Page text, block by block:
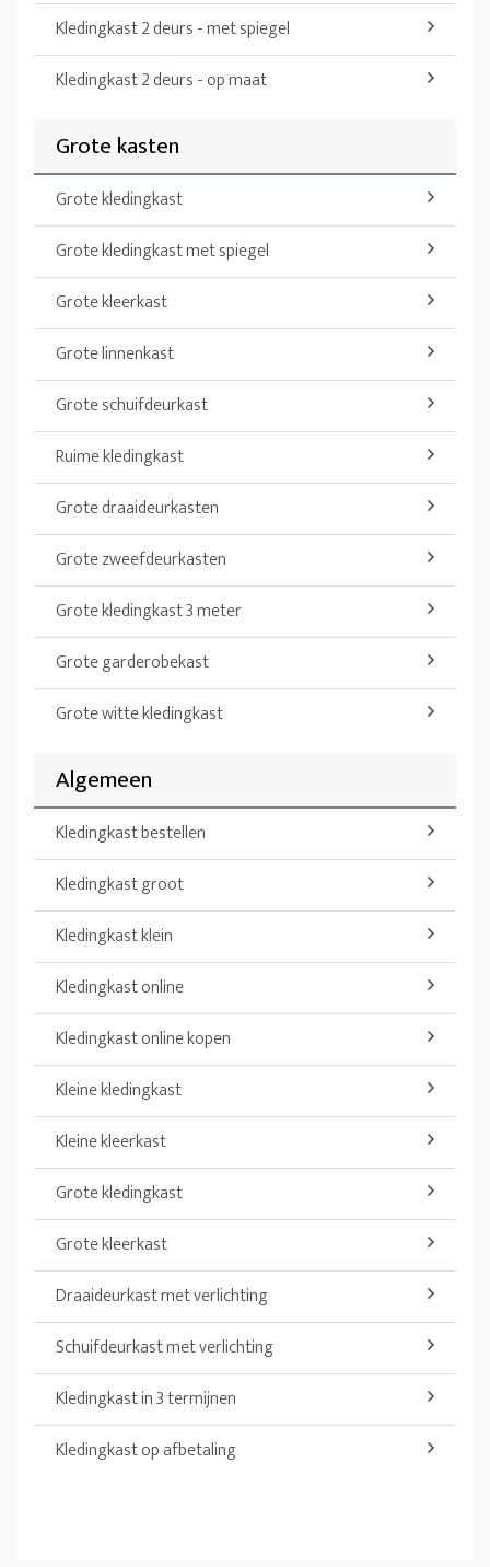
Kledingkast 2 deurs - met spiegel
Kledingkast 2 deurs - op maat
Grote kasten
Grote kledingkast
Grote kledingkast met spiegel
Grote kleerkast
Grote linnenkast
Grote schuifdeurkast
Ruime kledingkast
Grote draaideurkasten
Grote zweefdeurkasten
Grote kledingkast 3 meter
Grote garderobekast
Grote witte kledingkast
Algemeen
Kledingkast bestellen
Kledingkast groot
Kledingkast klein
Kledingkast online
Kledingkast online kopen
Kleine kledingkast
Kleine kleerkast
Grote kledingkast
Grote kleerkast
Draaideurkast met verlichting
Schuifdeurkast met verlichting
Kledingkast in 3 termijnen
Kledingkast op afbetaling